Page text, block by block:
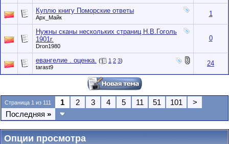
Куплю книгу Поморские ответы
Арх_Майк 1
Нужны сканы нескольких страниц Н.В.Гоголь
1901г.
Dron1980
0
евангелие . оценка. ( 1 2 3)
tarast9
24
Страница 1 из 111 1 2 3 4 5 11 51 101
>
Последняя »
Опции просмотра